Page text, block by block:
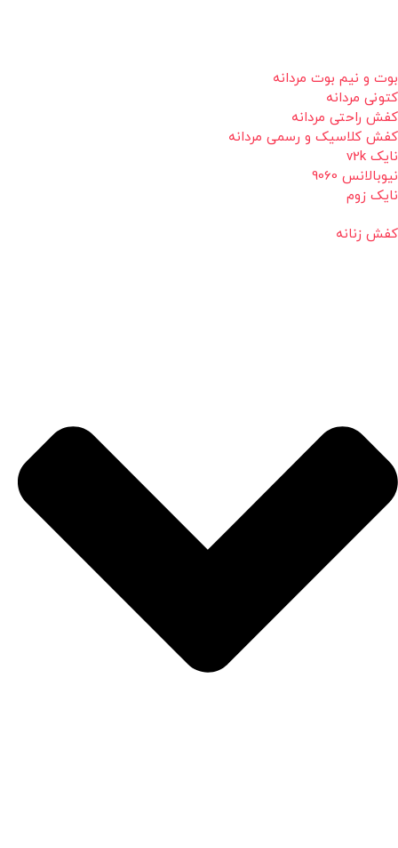
بوت و نیم بوت مردانه
کتونی مردانه
کفش راحتی مردانه
کفش کلاسیک و رسمی مردانه
نایک v2k
نیوبالانس 9060
نایک زوم
کفش زنانه